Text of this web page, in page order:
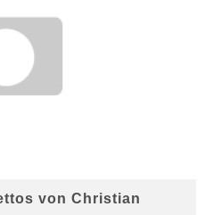
von Christian